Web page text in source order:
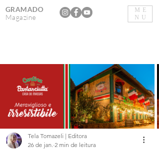
ME
NU
GRAMADO
Magazine
Tela Tomazeli | Editora
26 de jan. 2 min de leitura